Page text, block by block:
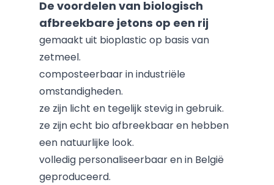
De voordelen van biologisch
afbreekbare jetons op een rij
gemaakt uit bioplastic op basis van
zetmeel.
composteerbaar in industriële
omstandigheden.
ze zijn licht en tegelijk stevig in gebruik.
ze zijn echt bio afbreekbaar en hebben
een natuurlijke look.
volledig personaliseerbaar en in België
geproduceerd.